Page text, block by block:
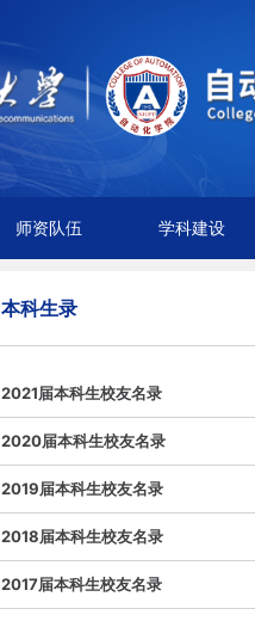
师资队伍 学科建设
本科生录
2021届本科生校友名录
2020届本科生校友名录
2019届本科生校友名录
2018届本科生校友名录
2017届本科生校友名录